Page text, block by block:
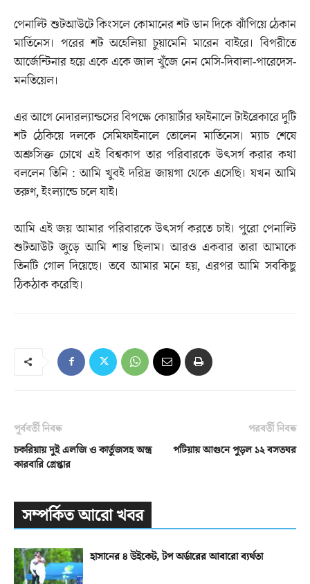
পেনাল্টি শুটআউটে কিংসলে কোমানের শট ডান দিকে ঝাঁপিয়ে ঠেকান
মার্তিনেস। পরের শট অহেলিয়া চুয়ামেনি মারেন বাইরে। বিপরীতে
আর্জেন্টিনার হয়ে একে একে জাল খুঁজে নেন মেসি-দিবালা-পারেদেস-
মনতিয়েল।
এর আগে নেদারল্যান্ডসের বিপক্ষে কোয়ার্টার ফাইনালে টাইব্রেকারে দুটি
শট ঠেকিয়ে দলকে সেমিফাইনালে তোলেন মার্তিনেস। ম্যাচ শেষে
অশ্রুসিক্ত চোখে এই বিশ্বকাপ তার পরিবারকে উৎসর্গ করার কথা
বললেন তিনি : আমি খুবই দরিদ্র জায়গা থেকে এসেছি। যখন আমি
তরুণ, ইংল্যান্ডে চলে যাই।
আমি এই জয় আমার পরিবারকে উৎসর্গ করতে চাই। পুরো পেনাল্টি
শুটআউট জুড়ে আমি শান্ত ছিলাম। আরও একবার তারা আমাকে
তিনটি গোল দিয়েছে। তবে আমার মনে হয়, এরপর আমি সবকিছু
ঠিকঠাক করেছি।
পূর্ববর্তী নিবন্ধ
চকরিয়ায় দুই এলজি ও কার্তুজসহ অস্ত্র
কারবারি গ্রেপ্তার
পরবর্তী নিবন্ধ
পটিয়ায় আগুনে পুড়ল ১২ বসতঘর
সম্পর্কিত আরো খবর
হাসানের ৪ উইকেট, টপ অর্ডারের আবারো ব্যর্থতা